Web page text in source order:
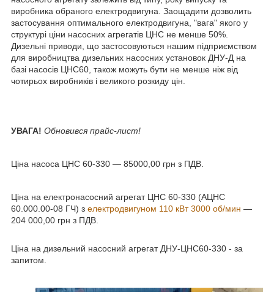
виробника обраного електродвигуна. Заощадити дозволить
застосування оптимального електродвигуна, "вага" якого у
структурі ціни насосних агрегатів ЦНС не менше 50%.
Дизельні приводи, що застосовуються нашим підприємством
для виробництва дизельних насосних установок ДНУ-Д на
базі насосів ЦНС60, також можуть бути не менше ніж від
чотирьох виробників і великого розкиду цін.
УВАГА! Обновився прайс-лист!
Ціна насоса ЦНС 60-330 ― 85000,00 грн з ПДВ.
Ціна на електронасосний агрегат ЦНС 60-330 (АЦНС
60.000.00-08 ГЧ) з електродвигуном 110 кВт 3000 об/мин ―
204 000,00 грн з ПДВ.
Ціна на дизельний насосний агрегат ДНУ-ЦНС60-330 - за
запитом.